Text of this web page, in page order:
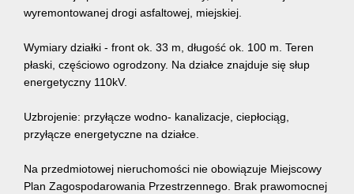
wyremontowanej drogi asfaltowej, miejskiej.
Wymiary działki - front ok. 33 m, długość ok. 100 m. Teren
płaski, częściowo ogrodzony. Na działce znajduje się słup
energetyczny 110kV.
Uzbrojenie: przyłącze wodno- kanalizacje, ciepłociąg,
przyłącze energetyczne na działce.
Na przedmiotowej nieruchomości nie obowiązuje Miejscowy
Plan Zagospodarowania Przestrzennego. Brak prawomocnej